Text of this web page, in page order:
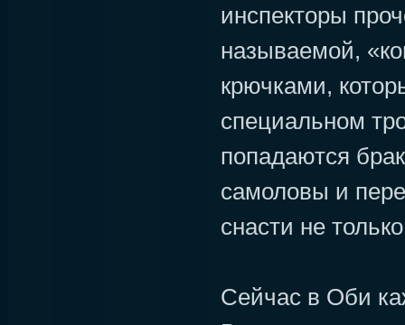
инспекторы
называемой,
крючками,
специальном
попадаются
самоловы и
снасти не
Сейчас в Оби